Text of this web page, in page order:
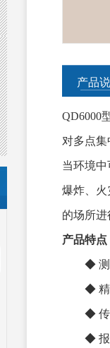
产品
QD6000
对多点
当环境
爆炸、火
的场所
产品特点
◆ 测量
◆ 精
◆ 传感
◆ 报 警